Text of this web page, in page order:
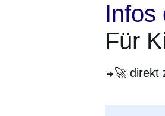
Infos
Für
🚀 direkt